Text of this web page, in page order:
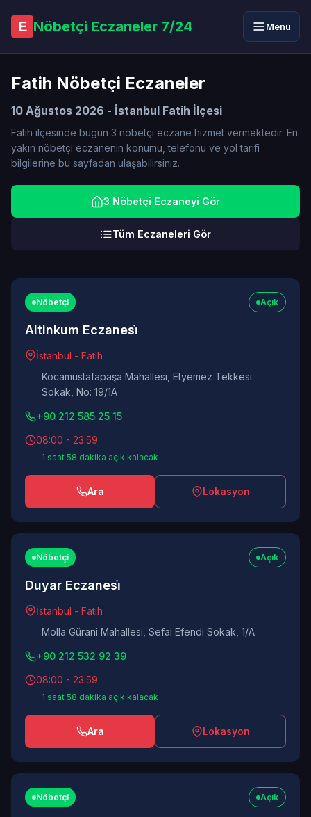
E Nöbetçi Eczaneler 7/24 Menü
Fatih Nöbetçi Eczaneler
10 Ağustos 2026 - İstanbul Fatih İlçesi
Fatih ilçesinde bugün 3 nöbetçi eczane hizmet vermektedir. En
yakın nöbetçi eczanenin konumu, telefonu ve yol tarifi
bilgilerine bu sayfadan ulaşabilirsiniz.
3 Nöbetçi Eczaneyi Gör
Tüm Eczaneleri Gör
Nöbetçi Açık
Altinkum Eczanesi̇
İstanbul - Fatih
Kocamustafapaşa Mahallesi, Etyemez Tekkesi
Sokak, No: 19/1A
+90 212 585 25 15
08:00 - 23:59
1 saat 58 dakika açık kalacak
Ara Lokasyon
Nöbetçi Açık
Duyar Eczanesi̇
İstanbul - Fatih
Molla Gürani Mahallesi, Sefai Efendi Sokak, 1/A
+90 212 532 92 39
08:00 - 23:59
1 saat 58 dakika açık kalacak
Ara Lokasyon
Nöbetçi Açık